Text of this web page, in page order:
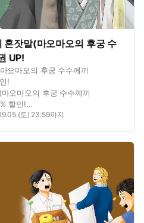
잣말(마오마오의 후궁 수
UP!
오마오의 후궁 수수께끼
!
오마오의 후궁 수수께끼
할인!
오마오의 후궁 수수께끼
토) 23:59까지